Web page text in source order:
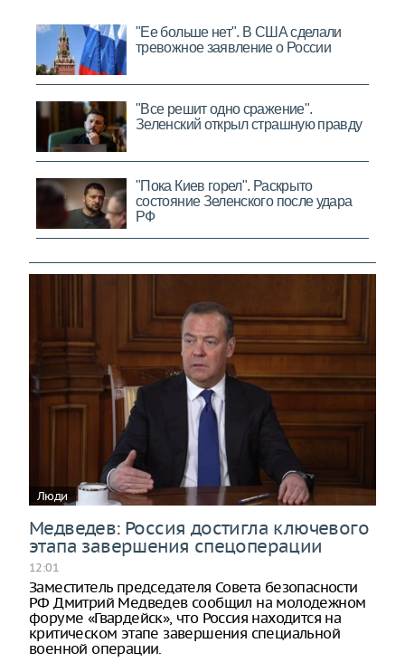
Люди
Медведев: Россия достигла ключевого
этапа завершения спецоперации
12:01
Заместитель председателя Совета безопасности
РФ Дмитрий Медведев сообщил на молодежном
форуме «Гвардейск», что Россия находится на
критическом этапе завершения специальной
военной операции.